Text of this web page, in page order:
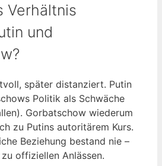
Verhältnis
und
später distanziert. Putin
Politik als Schwäche
Gorbatschow wiederum
zu Putins autoritärem Kurs.
Beziehung bestand nie –
offiziellen Anlässen.